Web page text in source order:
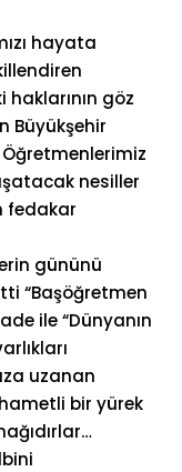
hayata
göz
Büyükşehir
Öğretmenlerimiz
nesiller
fedakar
gününü
“Başöğretmen
ile “Dünyanın
uzanan
bir yürek